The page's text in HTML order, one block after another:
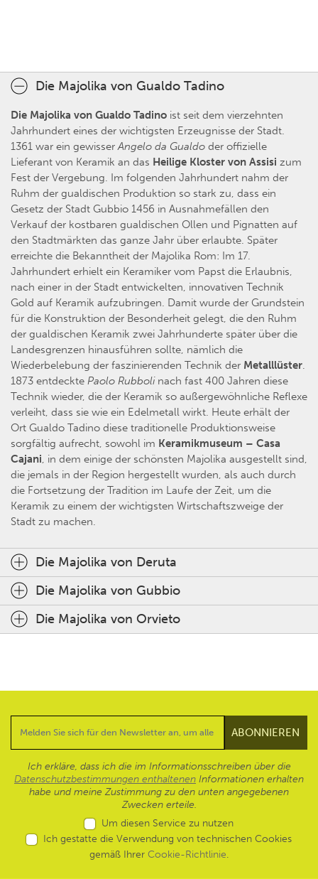
Die Majolika von Gualdo Tadino
Die Majolika von Gualdo Tadino ist seit dem vierzehnten
Jahrhundert eines der wichtigsten Erzeugnisse der Stadt.
1361 war ein gewisser Angelo da Gualdo der offizielle
Lieferant von Keramik an das Heilige Kloster von Assisi zum
Fest der Vergebung. Im folgenden Jahrhundert nahm der
Ruhm der gualdischen Produktion so stark zu, dass ein
Gesetz der Stadt Gubbio 1456 in Ausnahmefällen den
Verkauf der kostbaren gualdischen Ollen und Pignatten auf
den Stadtmärkten das ganze Jahr über erlaubte. Später
erreichte die Bekanntheit der Majolika Rom: Im 17.
Jahrhundert erhielt ein Keramiker vom Papst die Erlaubnis,
nach einer in der Stadt entwickelten, innovativen Technik
Gold auf Keramik aufzubringen. Damit wurde der Grundstein
für die Konstruktion der Besonderheit gelegt, die den Ruhm
der gualdischen Keramik zwei Jahrhunderte später über die
Landesgrenzen hinausführen sollte, nämlich die
Wiederbelebung der faszinierenden Technik der Metalllüster
1873 entdeckte Paolo Rubbolinach fast 400 Jahren diese
Technik wieder, die der Keramik so außergewöhnliche Reflexe
verleiht, dass sie wie ein Edelmetall wirkt. Heute erhält der
Ort Gualdo Tadino diese traditionelle Produktionsweise
sorgfältig aufrecht, sowohl im Keramikmuseum – Casa
Cajani , in dem einige der schönsten Majolika ausgestellt sind,
die jemals in der Region hergestellt wurden, als auch durch
die Fortsetzung der Tradition im Laufe der Zeit, um die
Keramik zu einem der wichtigsten Wirtschaftszweige der
Stadt zu machen.
Die Majolika von Deruta
Die Majolika von Gubbio
Die Majolika von Orvieto
Ich erkläre, dass ich die im Informationsschreiben über die
Datenschutzbestimmungen enthaltenen Informationen erhalten
habe und meine Zustimmung zu den unten angegebenen
Zwecken erteile.
Um diesen Service zu nutzen
Ich gestatte die Verwendung von technischen Cookies
gemäß Ihrer Cookie-Richtlinie.